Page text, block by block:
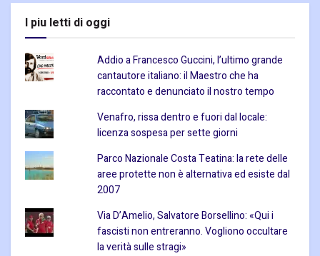
I piu letti di oggi
Addio a Francesco Guccini, l’ultimo grande
cantautore italiano: il Maestro che ha
raccontato e denunciato il nostro tempo
Venafro, rissa dentro e fuori dal locale:
licenza sospesa per sette giorni
Parco Nazionale Costa Teatina: la rete delle
aree protette non è alternativa ed esiste dal
2007
Via D’Amelio, Salvatore Borsellino: «Qui i
fascisti non entreranno. Vogliono occultare
la verità sulle stragi»